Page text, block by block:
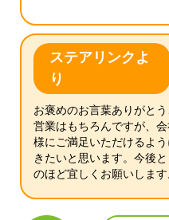
ステアリンクよ
り
お褒めのお言葉ありがとう
営業はもちろんですが、
様にご満足いただけるよ
きたいと思います。今後
のほど宜しくお願いします